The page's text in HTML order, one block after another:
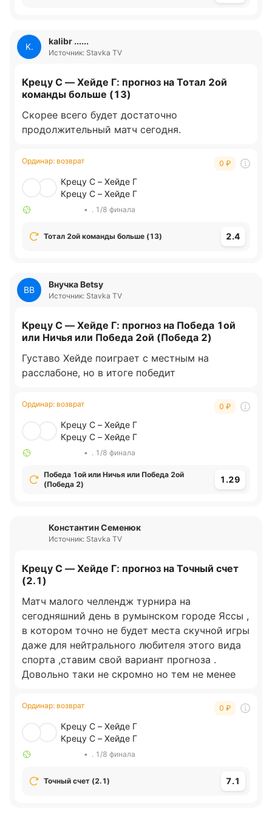
K.
kalibr ......
Источник: Stavka TV
Крецу С — Хейде Г: прогноз на Тотал 2ой
команды больше (13)
Скорее всего будет достаточно
продолжительный матч сегодня.
Ординар: возврат 0 ₽
Крецу С – Хейде Г
Крецу С – Хейде Г
• . 1/8 финала
Тотал 2ой команды больше (13) 2.4
ВB
Внучка Betsy
Источник: Stavka TV
Крецу С — Хейде Г: прогноз на Победа 1ой
или Ничья или Победа 2ой (Победа 2)
Густаво Хейде поиграет с местным на
расслабоне, но в итоге победит
Ординар: возврат 0 ₽
Крецу С – Хейде Г
Крецу С – Хейде Г
• . 1/8 финала
Победа 1ой или Ничья или Победа 2ой
(Победа 2)
1.29
Константин Семенюк
Источник: Stavka TV
Крецу С — Хейде Г: прогноз на Точный счет
(2.1)
Матч малого челлендж турнира на
сегодняшний день в румынском городе Яссы ,
в котором точно не будет места скучной игры
даже для нейтрального любителя этого вида
спорта ,ставим свой вариант прогноза .
Довольно таки не скромно но тем не менее
всего в состоятельность второго номера
Крету играет на домашнем статусе тура что
явно придаст больше уверенности в своих
силах и самой мотивации на положительный
результат к слову он очень много играет
такие турниры для себя в текущем году и
Ординар: возврат 0 ₽
Крецу С – Хейде Г
Крецу С – Хейде Г
• . 1/8 финала
Точный счет (2.1) 7.1